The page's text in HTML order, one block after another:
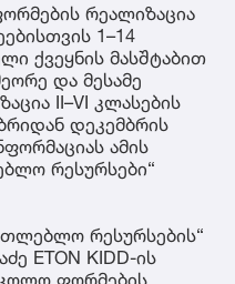
რეალიზაცია
1–14
ქვეყნის მასშტაბით
და მესამე
II–VI კლასების
დეკემბრის
ამის
რესურსები“
რესურსების“
ETON KIDD-ის
ფორმების